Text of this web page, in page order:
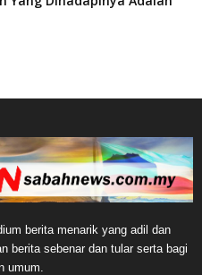
berita menarik yang adil dan
berita sebenar dan tular serta bagi
umum.